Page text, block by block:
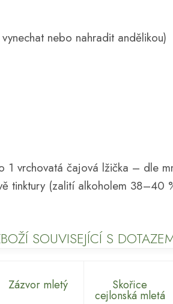
nebo nahradit andělikou)
1 vrchovatá čajová lžička – dle
tinktury (zalití alkoholem 38–40
SOUVISEJÍCÍ S
Zázvor mletý Skořice
cejlonská mletá